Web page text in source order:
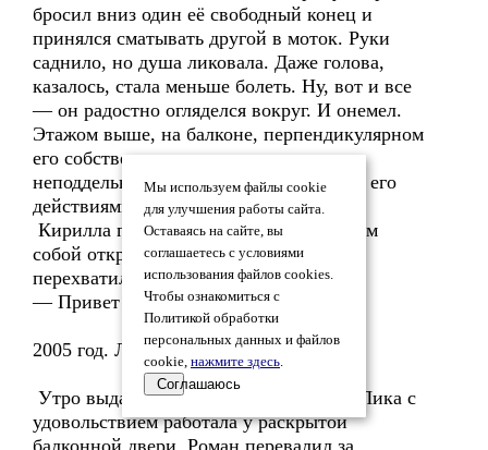
бросил вниз один её свободный конец и
принялся сматывать другой в моток. Руки
саднило, но душа ликовала. Даже голова,
казалось, стала меньше болеть. Ну, вот и все
— он радостно огляделся вокруг. И онемел.
Этажом выше, на балконе, перпендикулярном
его собственному, стояла женщина и с
неподдельным интересом наблюдала за его
действиями.
Кирилла прошиб холодный пот, рот сам
собой открылся, а дыхание, наоборот,
перехватило.
— Привет! — сказала женщина.
2005 год. Лика
Утро выдалось солнечным и теплым. Лика с
удовольствием работала у раскрытой
балконной двери. Роман перевалил за
Мы используем файлы cookie
для улучшения работы сайта.
Оставаясь на сайте, вы
соглашаетесь с условиями
использования файлов cookies.
Чтобы ознакомиться с
Политикой обработки
персональных данных и файлов
cookie, нажмите здесь.
Соглашаюсь